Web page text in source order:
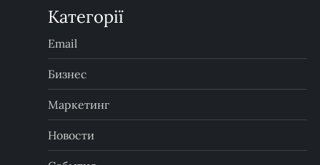
Категорії
Email
Бизнес
Маркетинг
Новости